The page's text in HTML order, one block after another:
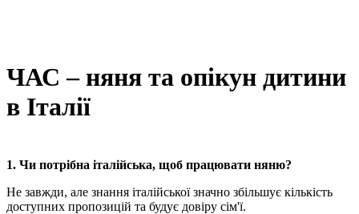
ЧАС – няня та опікун дитини
в Італії
1. Чи потрібна італійська, щоб працювати няню?
Не завжди, але знання італійської значно збільшує кількість
доступних пропозицій та будує довіру сім'ї.